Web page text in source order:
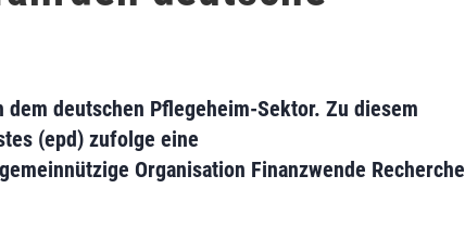
deutschen Pflegeheim-Sektor. Zu diesem
(epd) zufolge eine
Organisation Finanzwende Recherche